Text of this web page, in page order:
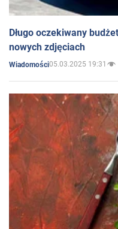
Długo oczekiwany
nowych zdjęciach
Wiadomości05.03.2025 19:31